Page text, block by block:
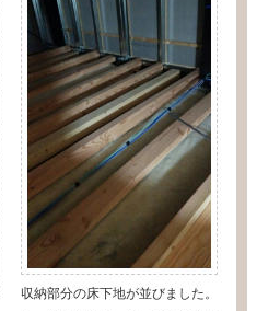
収納部分の床下地が並びました。